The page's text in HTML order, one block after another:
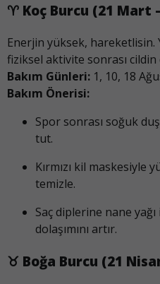
♈ Koç Burcu (21 Mart
Enerjin yüksek, hareketlisin.
fiziksel aktivite sonrası
Bakım Günleri: 1, 10, 18
Bakım Önerisi:
Spor sonrası soğuk
tut.
Kırmızı kil maskesiyle
temizle.
Saç diplerine nane
dolaşımını artır.
♉ Boğa Burcu (21